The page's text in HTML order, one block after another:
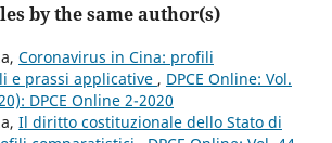
by the same author(s)
Coronavirus in Cina: profili
e prassi applicative , DPCE Online: Vol.
DPCE Online 2-2020
Il diritto costituzionale dello Stato di